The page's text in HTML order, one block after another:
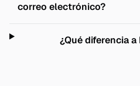
correo electrónico?
¿Qué diferencia